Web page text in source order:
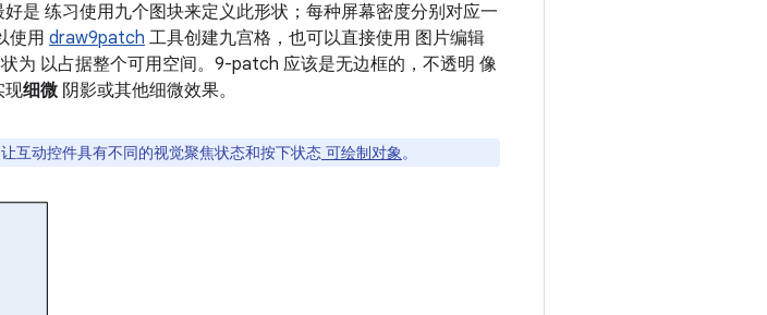
是 练习使用九个图块来定义此形状；每种屏幕密度分别对应一
使用 draw9patch 工具创建九宫格，也可以直接使用 图片编辑
为 以占据整个可用空间。9-patch 应该是无边框的，不透明 像
现细微 阴影或其他细微效果。
互动控件具有不同的视觉聚焦状态和按下状态 可绘制对象。